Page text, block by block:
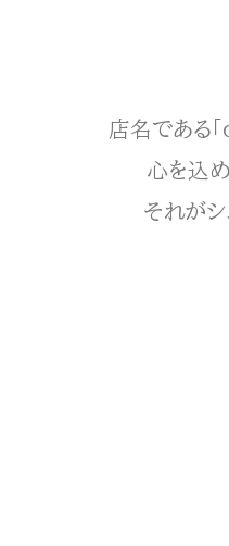
店名である
心を込
それがシ